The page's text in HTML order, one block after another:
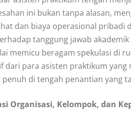
ini bukan tanpa alasan,
dan biaya operasional pribadi
tanggung jawab
memicu beragam spekulasi di
para asisten praktikum
di tengah penantian yang
Organisasi, Kelompok, dan